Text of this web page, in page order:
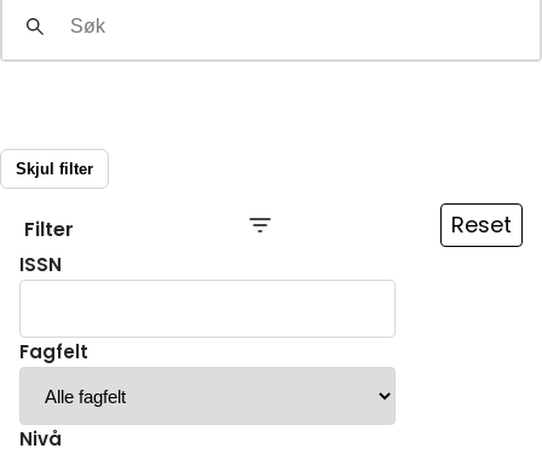
Om
Skjul filter
Filter Reset
ISSN
Fagfelt
Nivå